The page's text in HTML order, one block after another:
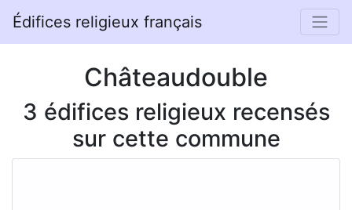
Édifices religieux français
Châteaudouble
3 édifices religieux recensés
sur cette commune